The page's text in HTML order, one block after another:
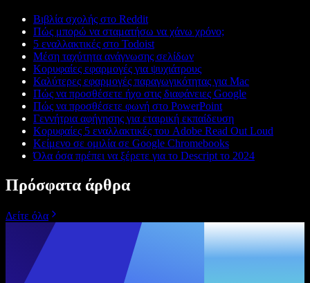
Βιβλία σχολής στο Reddit
Πώς μπορώ να σταματήσω να χάνω χρόνο;
5 εναλλακτικές στο Todoist
Μέση ταχύτητα ανάγνωσης σελίδων
Κορυφαίες εφαρμογές για ψυχιάτρους
Καλύτερες εφαρμογές παραγωγικότητας για Mac
Πώς να προσθέσετε ήχο στις διαφάνειες Google
Πώς να προσθέσετε φωνή στο PowerPoint
Γεννήτρια αφήγησης για εταιρική εκπαίδευση
Κορυφαίες 5 εναλλακτικές του Adobe Read Out Loud
Κείμενο σε ομιλία σε Google Chromebooks
Όλα όσα πρέπει να ξέρετε για το Descript το 2024
Πρόσφατα άρθρα
Δείτε όλα